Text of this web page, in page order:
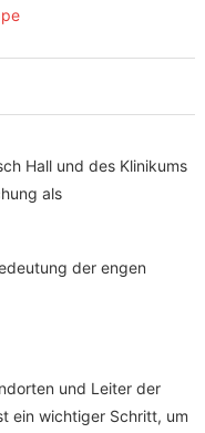
Hall und des Klinikums
als
der engen
und Leiter der
ein wichtiger Schritt, um